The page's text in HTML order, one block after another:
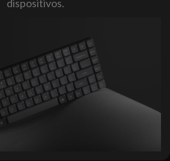
dispositivos.